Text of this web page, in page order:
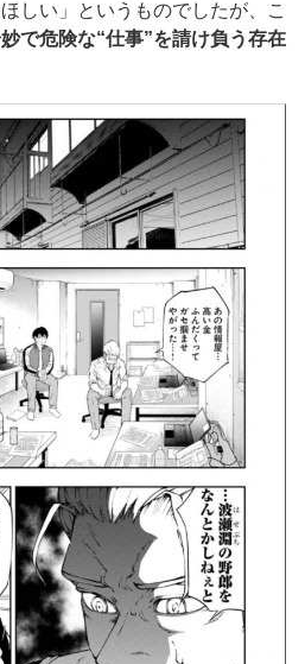
しい」というものでしたが、こ
で危険な“仕事”を請け負う存在